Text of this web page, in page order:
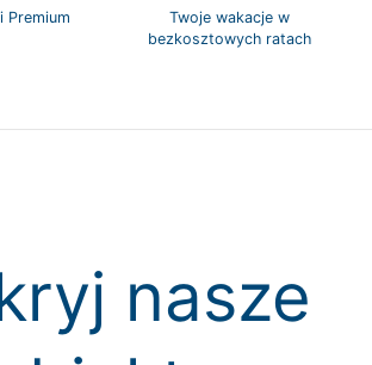
Premium
Twoje wakacje w
bezkosztowych ratach
nasze